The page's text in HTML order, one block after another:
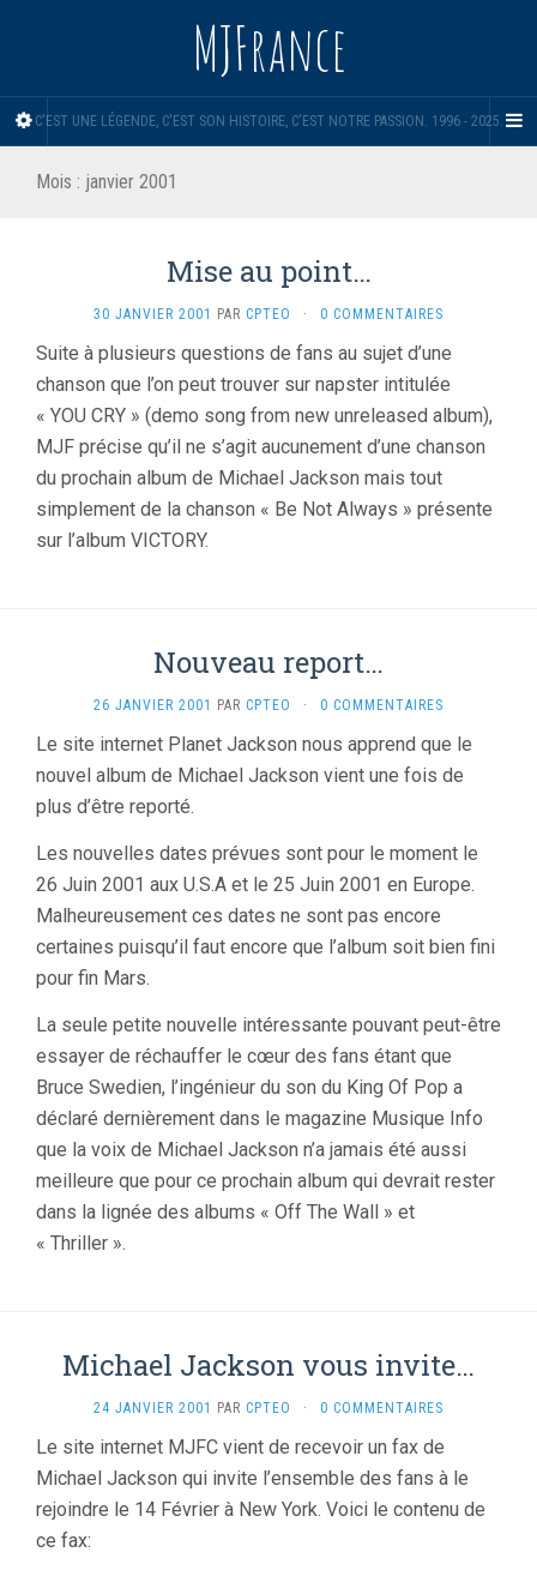
MJFrance
C'EST UNE LÉGENDE, C'EST SON HISTOIRE, C'EST NOTRE PASSION. 1996 - 2025.
Mois : janvier 2001
Mise au point…
30 JANVIER 2001 PAR CPTEO · 0 COMMENTAIRES
Suite à plusieurs questions de fans au sujet d’une
chanson que l’on peut trouver sur napster intitulée
« YOU CRY » (demo song from new unreleased album),
MJF précise qu’il ne s’agit aucunement d’une chanson
du prochain album de Michael Jackson mais tout
simplement de la chanson « Be Not Always » présente
sur l’album VICTORY.
Nouveau report…
26 JANVIER 2001 PAR CPTEO · 0 COMMENTAIRES
Le site internet Planet Jackson nous apprend que le
nouvel album de Michael Jackson vient une fois de
plus d’être reporté.
Les nouvelles dates prévues sont pour le moment le
26 Juin 2001 aux U.S.A et le 25 Juin 2001 en Europe.
Malheureusement ces dates ne sont pas encore
certaines puisqu’il faut encore que l’album soit bien fini
pour fin Mars.
La seule petite nouvelle intéressante pouvant peut-être
essayer de réchauffer le cœur des fans étant que
Bruce Swedien, l’ingénieur du son du King Of Pop a
déclaré dernièrement dans le magazine Musique Info
que la voix de Michael Jackson n’a jamais été aussi
meilleure que pour ce prochain album qui devrait rester
dans la lignée des albums « Off The Wall » et
« Thriller ».
Michael Jackson vous invite…
24 JANVIER 2001 PAR CPTEO · 0 COMMENTAIRES
Le site internet MJFC vient de recevoir un fax de
Michael Jackson qui invite l’ensemble des fans à le
rejoindre le 14 Février à New York. Voici le contenu de
ce fax: